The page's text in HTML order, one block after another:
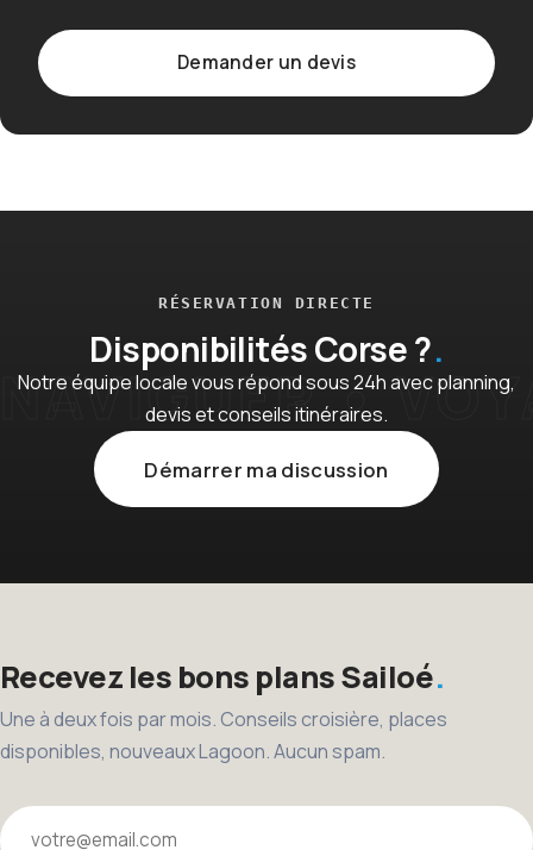
Demander un devis
RÉSERVATION DIRECTE
Disponibilités Corse ?
Notre équipe locale vous répond sous 24h avec planning,
devis et conseils itinéraires.
Démarrer ma discussion
Recevez les bons plans Sailoé
Une à deux fois par mois. Conseils croisière, places
disponibles, nouveaux Lagoon. Aucun spam.
Votre email